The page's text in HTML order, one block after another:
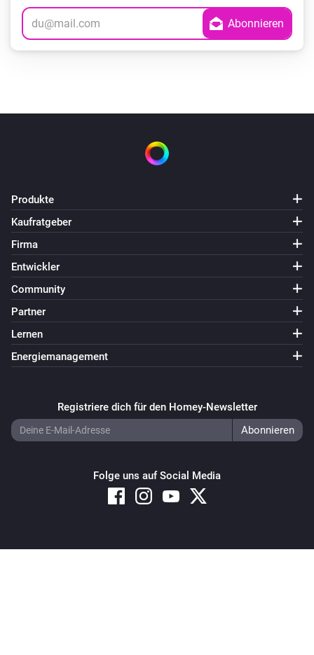
Produkte
Kaufratgeber
Firma
Entwickler
Community
Partner
Lernen
Energiemanagement
Registriere dich für den Homey-Newsletter
Folge uns auf Social Media